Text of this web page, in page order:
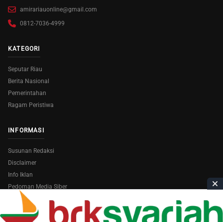
amirariauonline@gmail.com
0812-7036-4999
KATEGORI
Seputar Riau
Berita Nasional
Pemerintahan
Ragam Peristiwa
INFORMASI
Susunan Redaksi
Disclaimer
Info Iklan
Pedoman Media Siber